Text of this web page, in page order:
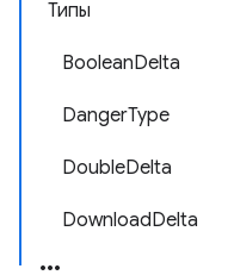
Типы
BooleanDelta
DangerType
DoubleDelta
DownloadDelta